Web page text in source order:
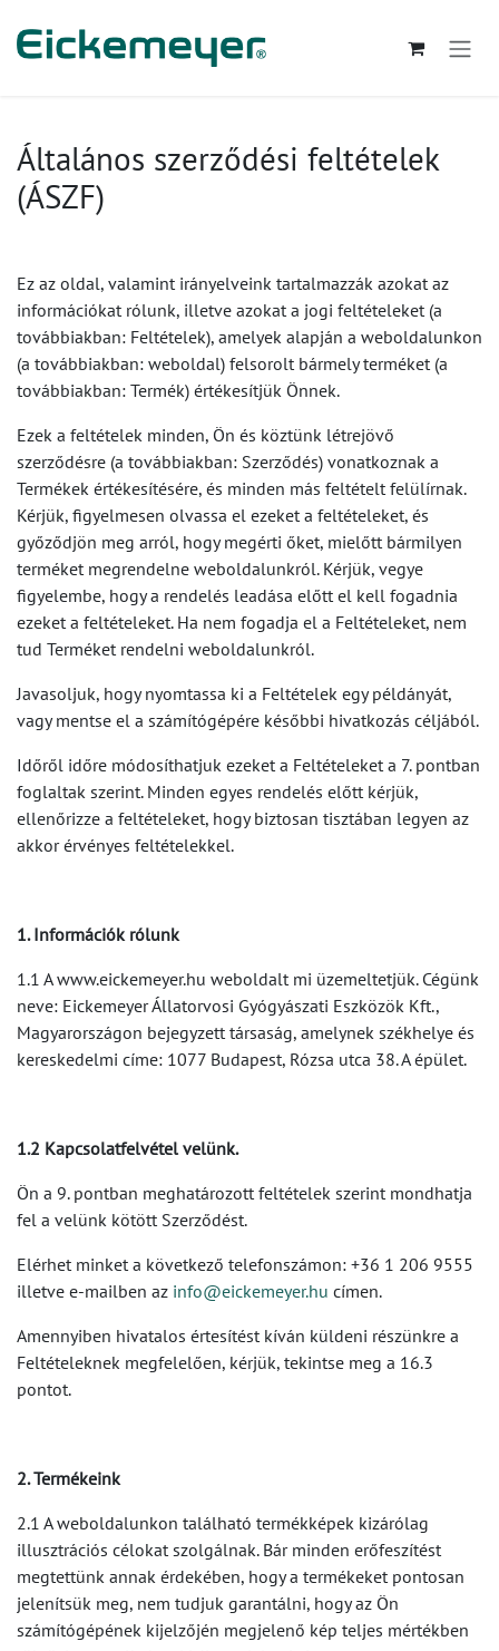
Általános szerződési feltételek
(ÁSZF)
Ez az oldal, valamint irányelveink tartalmazzák azokat az
információkat rólunk, illetve azokat a jogi feltételeket (a
továbbiakban: Feltételek), amelyek alapján a weboldalunkon
(a továbbiakban: weboldal) felsorolt bármely terméket (a
továbbiakban: Termék) értékesítjük Önnek.
Ezek a feltételek minden, Ön és köztünk létrejövő
szerződésre (a továbbiakban: Szerződés) vonatkoznak a
Termékek értékesítésére, és minden más feltételt felülírnak.
Kérjük, figyelmesen olvassa el ezeket a feltételeket, és
győződjön meg arról, hogy megérti őket, mielőtt bármilyen
terméket megrendelne weboldalunkról. Kérjük, vegye
figyelembe, hogy a rendelés leadása előtt el kell fogadnia
ezeket a feltételeket. Ha nem fogadja el a Feltételeket, nem
tud Terméket rendelni weboldalunkról.
Javasoljuk, hogy nyomtassa ki a Feltételek egy példányát,
vagy mentse el a számítógépére későbbi hivatkozás céljából.
Időről időre módosíthatjuk ezeket a Feltételeket a 7. pontban
foglaltak szerint. Minden egyes rendelés előtt kérjük,
ellenőrizze a feltételeket, hogy biztosan tisztában legyen az
akkor érvényes feltételekkel.
1.Információk rólunk
1.1 A www.eickemeyer.hu weboldalt mi üzemeltetjük. Cégünk
neve: Eickemeyer Állatorvosi Gyógyászati Eszközök Kft.,
Magyarországon bejegyzett társaság, amelynek székhelye és
kereskedelmi címe: 1077 Budapest, Rózsa utca 38. A épület.
1.2 Kapcsolatfelvétel velünk.
Ön a 9. pontban meghatározott feltételek szerint mondhatja
fel a velünk kötött Szerződést.
Elérhet minket a következő telefonszámon: +36 1 206 9555
illetve e-mailben az info@eickemeyer.hu címen.
Amennyiben hivatalos értesítést kíván küldeni részünkre a
Feltételeknek megfelelően, kérjük, tekintse meg a 16.3
pontot.
2. Termékeink
2.1 A weboldalunkon található termékképek kizárólag
illusztrációs célokat szolgálnak. Bár minden erőfeszítést
megtettünk annak érdekében, hogy a termékeket pontosan
jelenítsük meg, nem tudjuk garantálni, hogy az Ön
számítógépének kijelzőjén megjelenő kép teljes mértékben